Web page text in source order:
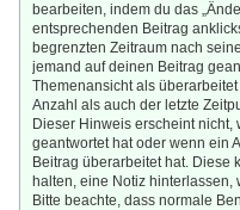
bearbeiten, indem du das
entsprechenden Beitrag
begrenzten Zeitraum nach
jemand auf deinen Beitrag
Themenansicht als
Anzahl als auch der letzte
Dieser Hinweis erscheint
geantwortet hat oder wenn ein
Beitrag überarbeitet hat. Diese
halten, eine Notiz
Bitte beachte, dass normale